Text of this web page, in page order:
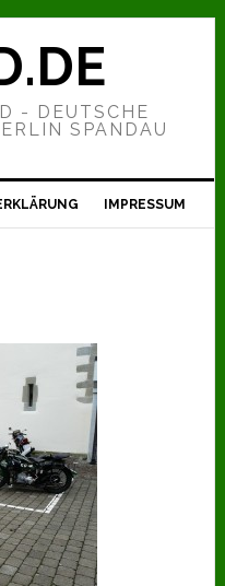
- DEUTSCHE
SPANDAU
IMPRESSUM